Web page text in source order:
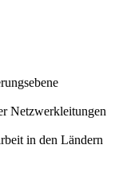
Netzwerkleitungen
in den Ländern